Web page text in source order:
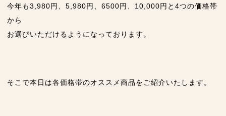
今年も3,980円、5,980円、6500円、10,000円と4つの価格帯
から
お選びいただけるようになっております。
そこで本日は各価格帯のオススメ商品をご紹介いたします。